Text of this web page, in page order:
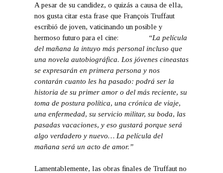
A pesar de su candidez, o quizás a causa de ella,
nos gusta citar esta frase que François Truffaut
escribió de joven, vaticinando un posible y
hermoso futuro para el cine:
“La película
del mañana la intuyo más personal incluso que
una novela autobiográfica. Los jóvenes cineastas
se expresarán en primera persona y nos
contarán cuanto les ha pasado: podrá ser la
historia de su primer amor o del más reciente, su
toma de postura política, una crónica de viaje,
una enfermedad, su servicio militar, su boda, las
pasadas vacaciones, y eso gustará porque será
algo verdadero y nuevo… La película del
mañana será un acto de amor.”
Lamentablemente, las obras finales de Truffaut no